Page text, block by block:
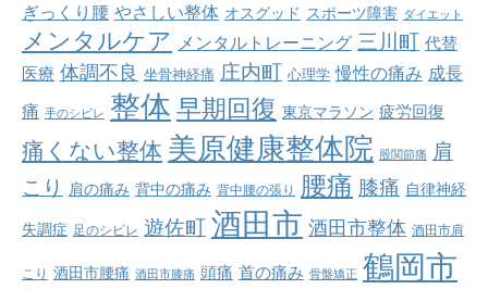
ぎっくり腰 やさしい整体 オスグッド スポーツ障害 ダイエット
メンタルケア メンタルトレーニング 三川町 代替
医療 体調不良 坐骨神経痛 庄内町 心理学 慢性の痛み 成長
痛 手のシビレ 整体 早期回復 東京マラソン 疲労回復
痛くない整体 美原健康整体院 股関節痛 肩
こり 肩の痛み 背中の痛み 背中腰の張り 腰痛 膝痛 自律神経
失調症 足のシビレ 遊佐町 酒田市 酒田市整体 酒田市肩
こり 酒田市腰痛 酒田市膝痛 頭痛 首の痛み 骨盤矯正 鶴岡市